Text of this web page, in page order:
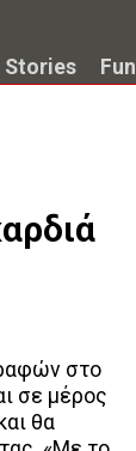
Stories Fun
στο
σε μέρος
θα